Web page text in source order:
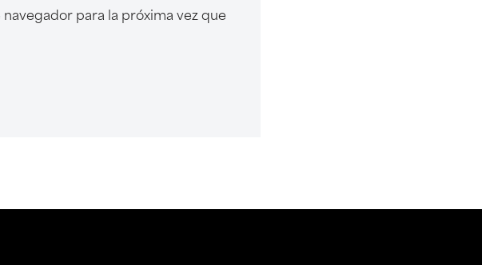
para la próxima vez que